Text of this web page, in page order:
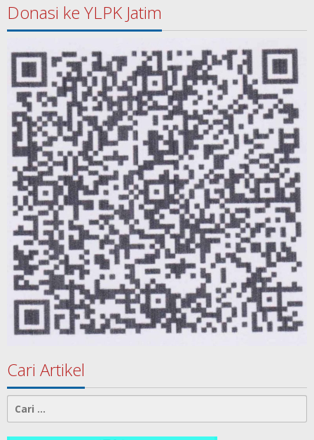
Donasi ke YLPK Jatim
Cari Artikel
Cari
untuk: